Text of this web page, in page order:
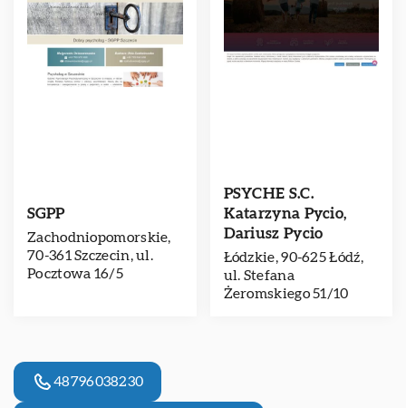
SGPP
Zachodniopomorskie,
70-361 Szczecin, ul.
Pocztowa 16/5
PSYCHE S.C.
Katarzyna Pycio,
Dariusz Pycio
Łódzkie, 90-625 Łódź,
ul. Stefana
Żeromskiego 51/10
48796038230